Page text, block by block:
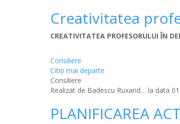
Creativitatea
CREATIVITATEA PROFESORULUI ÎN
Consiliere
Citiţi mai departe
Consiliere
Realizat de Badescu Ruxand… la data
PLANIFICAREA